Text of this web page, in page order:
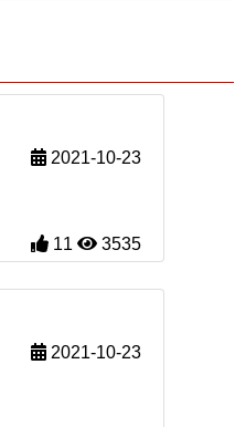
2021-10-23
11 3535
2021-10-23